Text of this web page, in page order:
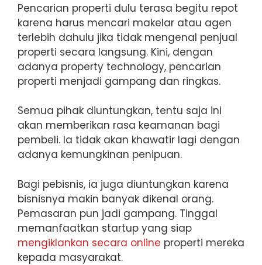
Pencarian properti dulu terasa begitu repot
karena harus mencari makelar atau agen
terlebih dahulu jika tidak mengenal penjual
properti secara langsung. Kini, dengan
adanya property technology, pencarian
properti menjadi gampang dan ringkas.
Semua pihak diuntungkan, tentu saja ini
akan memberikan rasa keamanan bagi
pembeli. Ia tidak akan khawatir lagi dengan
adanya kemungkinan penipuan.
Bagi pebisnis, ia juga diuntungkan karena
bisnisnya makin banyak dikenal orang.
Pemasaran pun jadi gampang. Tinggal
memanfaatkan startup yang siap
mengiklankan secara online properti mereka
kepada masyarakat.